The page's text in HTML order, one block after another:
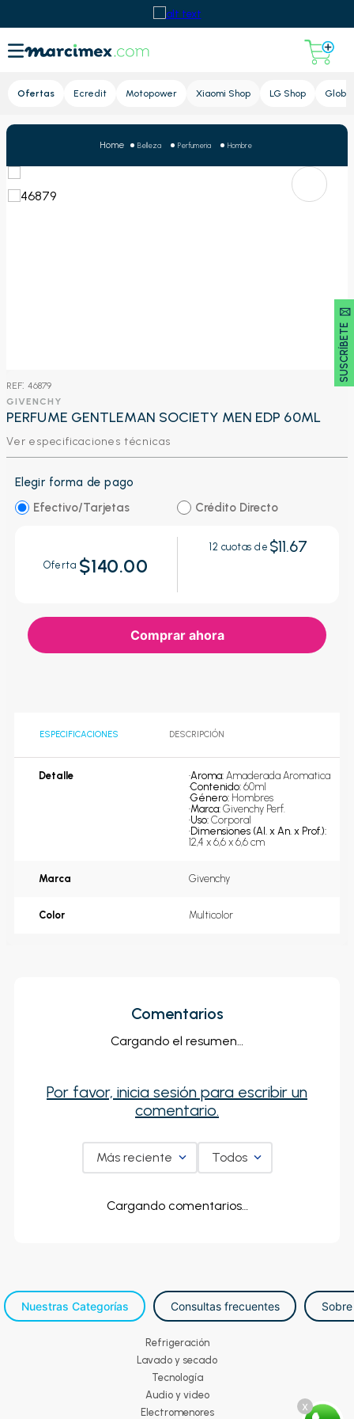
Ofertas Ecredit Motopower Xiaomi Shop LG Shop Global
SUSCRÍBETE 🖂
x
Belleza Perfumeria Hombre
: 46879
GIVENCHY
PERFUME GENTLEMAN SOCIETY MEN EDP 60ML
Ver especificaciones técnicas
Elegir forma de pago
Efectivo/Tarjetas
Crédito Directo
Oferta $140.00
12 cuotas de $11.67
Comprar ahora
ESPECIFICACIONES DESCRIPCIÓN
Detalle •Aroma: Amaderada Aromatica
•Contenido: 60ml
•Género: Hombres
•Marca: Givenchy Perf.
•Uso: Corporal
•Dimensiones (Al. x An. x Prof.):
12,4 x 6,6 x 6,6 cm
Marca Givenchy
Color Multicolor
Comentarios
Cargando el resumen…
Por favor, inicia sesión para escribir un
comentario.
Más reciente Todos
Cargando comentarios…
Nuestras Categorías Consultas frecuentes
Refrigeración
Lavado y secado
Tecnología
Audio y video
Electromenores